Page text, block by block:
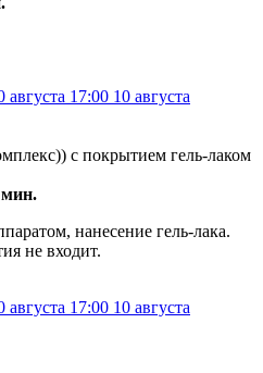
августа 17:00 10 августа
с покрытием гель-лаком
мин.
нанесение гель-лака.
не входит.
августа 17:00 10 августа